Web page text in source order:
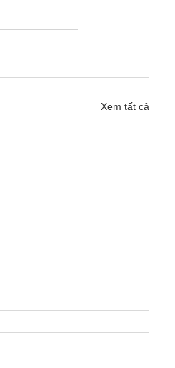
Xem tất cả